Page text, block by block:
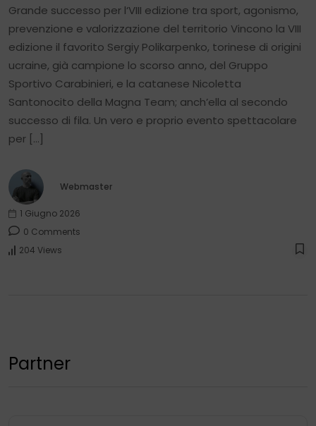
Grande successo per l‘VIII edizione tra sport, agonismo,
prevenzione e valorizzazione del territorio Vincono la VIII
edizione il favorito Sergiy Polikarpenko, torinese di origini
ucraine, già campione lo scorso anno, del Gruppo
Sportivo Carabinieri, e la catanese Nicoletta
Santonocito della Magna Team; anch’ella al secondo
successo di fila. Un vero e proprio evento spettacolare
per […]
Webmaster
1 Giugno 2026
0 Comments
204 Views
Partner